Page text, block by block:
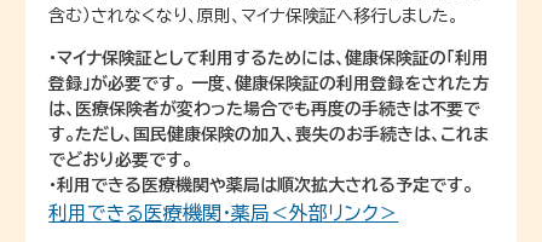
含む）されなくなり、原則、マイナ保険証へ移行しました。
・マイナ保険証として利用するためには、健康保険証の「利用
登録」が必要です。 一度、健康保険証の利用登録をされた方
は、医療保険者が変わった場合でも再度の手続きは不要で
す。ただし、国民健康保険の加入、喪失のお手続きは、これま
でどおり必要です。
・利用できる医療機関や薬局は順次拡大される予定です。
利用できる医療機関・薬局＜外部リンク＞